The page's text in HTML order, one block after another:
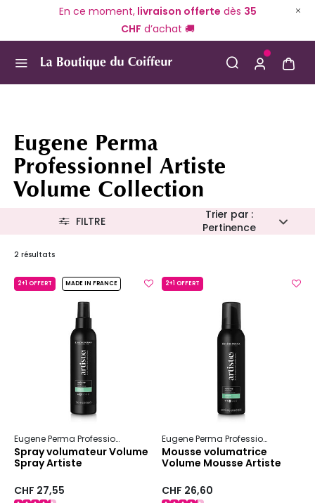
En ce moment,livraison offerte dès 35
CHF d’achat 🚚
Eugene Perma
Professionnel Artiste
Volume Collection
Trier par :
Pertinence
FILTRE
2 résultats
2+1 OFFERT MADE IN FRANCE
Eugene Perma Professionnel Artiste Volume Collection
Spray volumateur Volume
Spray Artiste
CHF 27,55
2+1 OFFERT
Eugene Perma Professionnel
Mousse volumatrice
Volume Mousse Artiste
CHF 26,60